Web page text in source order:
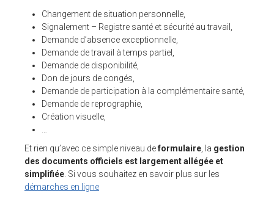
Changement de situation personnelle,
Signalement – Registre santé et sécurité au travail,
Demande d’absence exceptionnelle,
Demande de travail à temps partiel,
Demande de disponibilité,
Don de jours de congés,
Demande de participation à la complémentaire santé,
Demande de reprographie,
Création visuelle,
Et rien qu’avec ce simple niveau deformulaire , la gestion
des documents officiels est largement allégée et
simplifiée . Si vous souhaitez en savoir plus sur les
démarches en ligne